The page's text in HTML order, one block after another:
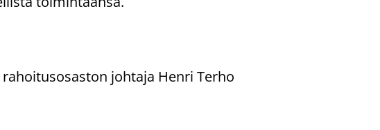
johtaja Henri Terho